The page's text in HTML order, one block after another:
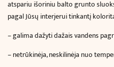
atspariu išoriniu balto grunto
pagal Jūsų interjerui tinkantį
– galima dažyti dažais vandens
– netrūkinėja, neskilinėja nuo